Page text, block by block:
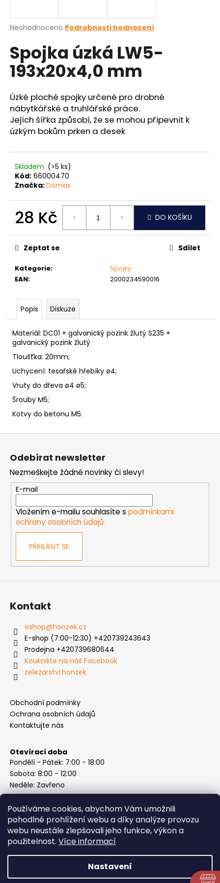
Používáme cookies, abychom Vám umožnili
pohodlné prohlížení webu a díky analýze provozu
webu neustále zlepšovali jeho funkce, výkon a
použitelnost. Více informací
Nastavení
Průměrné
produktu
je
0,0
hvězdiček.
Neohodnoceno Podrobnosti hodnocení
Spojka úzká LW5-
193x20x4,0 mm
Úzké ploché spojky určené pro drobné
nábytkářské a truhlářské práce.
Jejích šířka způsobí, že se mohou připevnit k
úzkým bokům prken a desek
Skladem (>5 ks)
Kód: 66000470
Značka:Domax
28 Kč
cena:
DO KOŠÍKU
Kategorie:
Spojky
EAN: 2000234590016
Zeptat se Sdílet
Popis Diskuze
Materiál: DC01 + galvanický pozink žlutý S235 +
galvanický pozink žlutý
Tloušťka: 20mm;
Uchycení: tesařské hřebíky ø4;
Vruty do dřeva ø4 ø5;
Šrouby M5;
Kotvy do betonu M5.
j
t
?
HLEDAT
o
p
o
r
u
u
e
m
e
MATICE
ŠESTIHRANNÁ
PŘESNÁ
NEREZ
0,30
Kč
Z
Odebírat newsletter
Nezmeškejte žádné novinky či slevy!
E-mail
Vložením e-mailu souhlasíte s podmínkami
ochrany osobních údajů
PŘIHLÁSIT SE
Kontakt
eshop@honzek.cz
E-shop (7:00-12:30) +420739243643
Prodejna +420739680644
Koukněte na náš Facebook
zelezarstvi.honzek
Obchodní podmínky
Ochrana osobních údajů
Kontaktujte nás
Otevírací doba
Pondělí - Pátek: 7:00 - 18:00
Sobota: 8:00 - 12:00
Neděle: Zavřeno
Instagram